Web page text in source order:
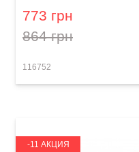
773 грн
864 грн
116752
-11 АКЦИЯ